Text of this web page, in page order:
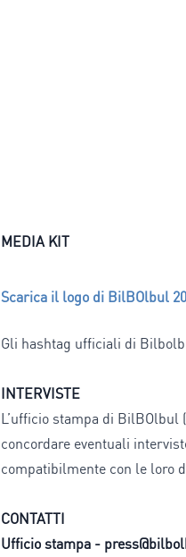
MEDIA KIT
Scarica il logo di BilBOlbul
Gli hashtag ufficiali di
INTERVISTE
L’ufficio stampa di BilBOlbul (
concordare eventuali
compatibilmente con le loro
CONTATTI
Ufficio stampa -